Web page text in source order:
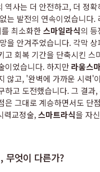
역사는 더 안전하고, 더 정
는 발전의 연속이었습니다.
최소화한스마일라식의 등
을 안겨주었습니다. 각막
고 회복 기간을 단축시킨 스
이었습니다. 하지만 라움스
않고, '완벽에 가까운 시력'
하고 도전했습니다. 그 결과
은 그대로 계승하면서도 단
력교정술,스마트라식을 자
무엇이 다른가?